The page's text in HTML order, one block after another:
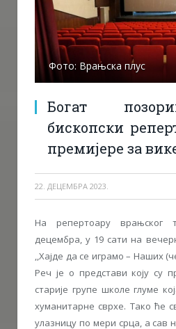
Фото: Врањска плус
Богат
бископски
премијере за
22. ДЕЦЕМБРА 2023.
На репертоару врањског
децембра, у 19 сати на
,,Хајде да се играмо – Наших
Реч је о представи коју су
старије групе школе глуме
хуманитарне сврхе. Тако ће
улазницу по мери срца, а сав